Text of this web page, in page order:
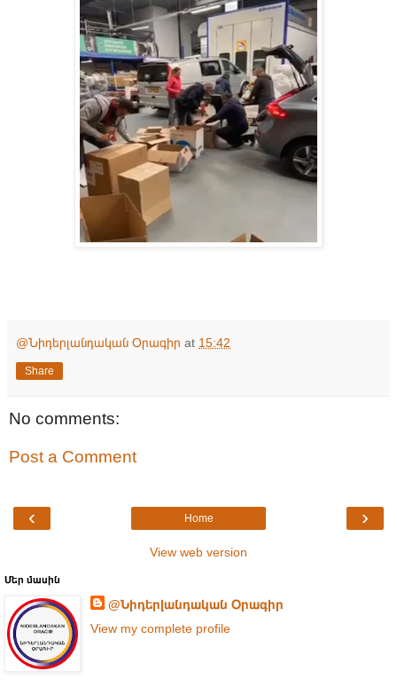
@Նիդերլանդական Օրագիր at 15:42
Share
No comments:
Post a Comment
‹ ›
Home
View web version
Մեր մասին
@Նիդերլանդական Օրագիր
View my complete profile